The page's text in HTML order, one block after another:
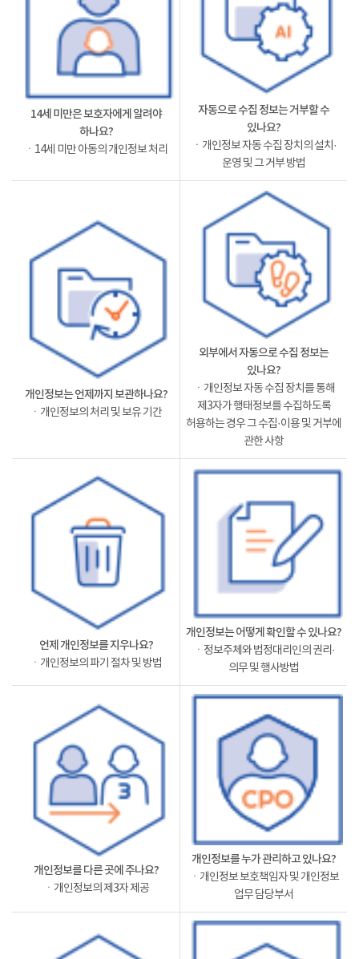
14세 미만은 보호자에게 알려야
하나요?
ㆍ14세 미만 아동의 개인정보 처리
자동으로 수집 정보는 거부할 수
있나요?
ㆍ개인정보 자동 수집 장치의 설치·
운영 및 그 거부 방법
개인정보는 언제까지 보관하나요?
ㆍ개인정보의 처리 및 보유 기간
외부에서 자동으로 수집 정보는
있나요?
ㆍ개인정보 자동 수집 장치를 통해
제3자가 행태정보를 수집하도록
허용하는 경우 그 수집·이용 및 거부에
관한 사항
언제 개인정보를 지우나요?
ㆍ개인정보의 파기 절차 및 방법
개인정보는 어떻게 확인할 수 있나요?
ㆍ정보주체와 법정대리인의 권리·
의무 및 행사방법
개인정보를 다른 곳에 주나요?
ㆍ개인정보의 제3자 제공
개인정보를 누가 관리하고 있나요?
ㆍ개인정보 보호책임자 및 개인정보
업무 담당부서